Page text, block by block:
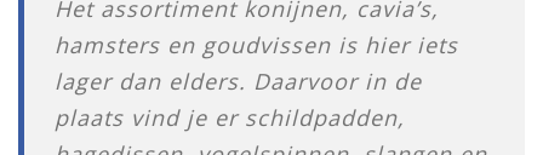
Het assortiment konijnen, cavia’s,
hamsters en goudvissen is hier iets
lager dan elders. Daarvoor in de
plaats vind je er schildpadden,